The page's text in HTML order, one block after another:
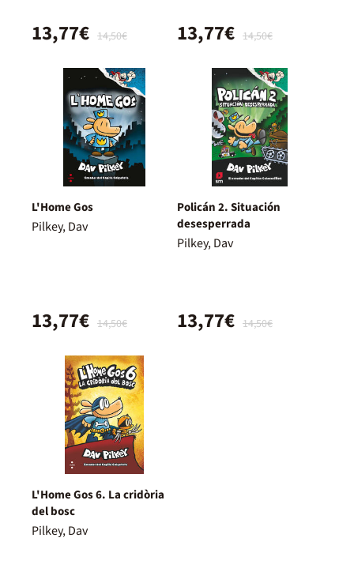
14,50€
13,77€ 14,50€
13,77€
L'Home Gos
Pilkey, Dav
14,50€
13,77€
Policán 2. Situación
desesperrada
Pilkey, Dav
14,50€
13,77€
L'Home Gos 6. La cridòria
del bosc
Pilkey, Dav